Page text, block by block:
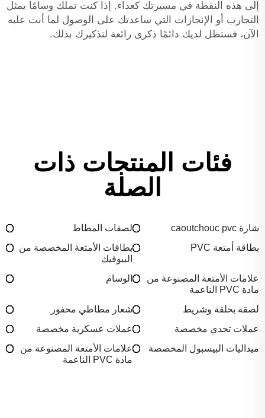
إلى هذه النقطة في مسيرتك كعداء. إذا كنت تملك وسامًا يمثل
التجارب أو الإنجازات التي ساعدتك على الوصول لما أنت عليه
الآن، فستظل لديك دائمًا ذكرى رائعة لتذكيرك بذلك.
فئات المنتجات ذات
الصلة
شارة caoutchouc pvc
لصقات المطاط
بطاقة أمتعة PVC
بطاقات الأمتعة المخصصة من
البيوفيك
علامات الأمتعة المصنوعة من
مادة PVC الناعمة
الوسام
لصقة بحلقة وشريط
شعار مطاطي محفور
عملات تحدي مخصصة
عملات عسكرية مخصصة
ميداليات البيسبول المخصصة
علامات الأمتعة المصنوعة من
مادة PVC الناعمة